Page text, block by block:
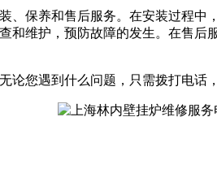
保养和售后服务。在安装过程
维护，预防故障的发生。在售
您遇到什么问题，只需拨打电话